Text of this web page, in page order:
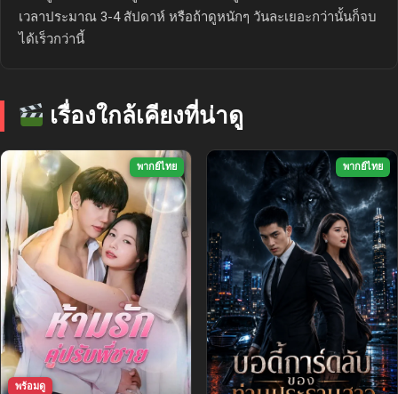
เวลาประมาณ 3-4 สัปดาห์ หรือถ้าดูหนักๆ วันละเยอะกว่านั้นก็จบ
ได้เร็วกว่านี้
เรื่องใกล้เคียงที่น่าดู
พากย์ไทย
พร้อมดู
พากย์ไทย